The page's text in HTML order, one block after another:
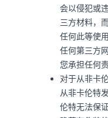
会以侵犯或
三方材料，
任何此等使
任何第三方
您承担任何责
对于从非卡
从非卡伦特
伦特无法保